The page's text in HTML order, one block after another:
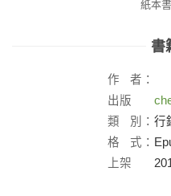
紙本
書
作
者：
出版
社：
類
別： 行
格
式：
上架